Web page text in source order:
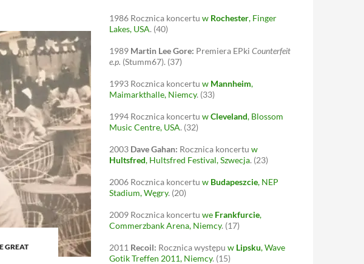
GREAT
1986 Rocznica koncertu w Rochester, Finger
Lakes, USA. (40)
1989 Martin Lee Gore: Premiera EPki Counterfeit
e.p. (Stumm67). (37)
1993 Rocznica koncertu w Mannheim,
Maimarkthalle, Niemcy. (33)
1994 Rocznica koncertu wCleveland, Blossom
Music Centre, USA. (32)
2003 Dave Gahan: Rocznica koncertu w
Hultsfred, Hultsfred Festival, Szwecja. (23)
2006 Rocznica koncertu w Budapeszcie, NEP
Stadium, Węgry. (20)
2009 Rocznica koncertu we Frankfurcie,
Commerzbank Arena, Niemcy. (17)
2011 Recoil: Rocznica występu w Lipsku, Wave
Gotik Treffen 2011, Niemcy. (15)